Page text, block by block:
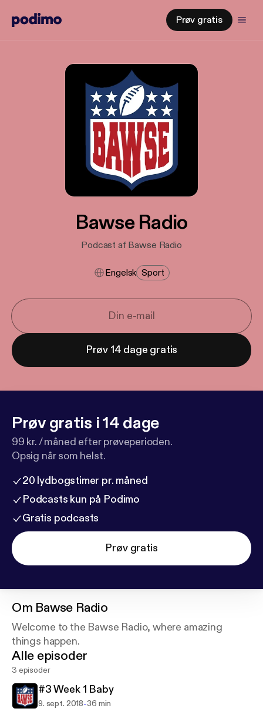
Prøv gratis
Bawse Radio
Podcast af Bawse Radio
Engelsk Sport
Prøv 14 dage gratis
Prøv gratis i 14 dage
99 kr. / måned efter prøveperioden.
Opsig når som helst.
20 lydbogstimer pr. måned
Podcasts kun på Podimo
Gratis podcasts
Prøv gratis
Om Bawse Radio
Welcome to the Bawse Radio, where amazing
things happen.
Alle episoder
3 episoder
#3 Week 1 Baby
9. sept. 2018-36 min